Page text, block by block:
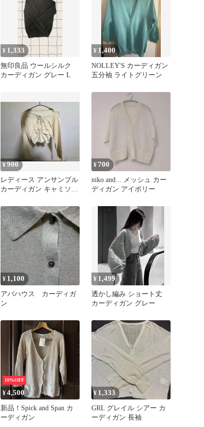
¥ 1,333
無印良品 ウールシルク
カーディガン グレー L
¥ 1,400
NOLLEY'S カーディガン
五分袖 ライトグリーン
¥900
レディース アンサンブル
カーディガン キャミソー
¥ 700
niko and... メッシュ カー
ディガン アイボリー
¥ 1,100
アバハウス カーディガ
ン
¥ 1,499
透かし編み ショート丈
カーディガン グレー
10%OFF
¥4,500
新品！Spick and Span カ
ーディガン
¥ 1,333
GRL グレイル シアー カ
ーディガン 長袖